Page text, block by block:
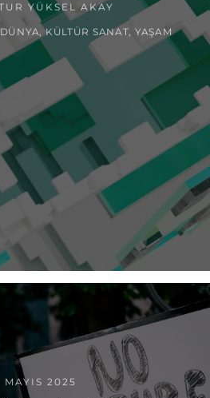
YÜKSEL AKAY
DÜNYA ,KÜLTÜR SANAT YAŞAM
MAYIS 2025